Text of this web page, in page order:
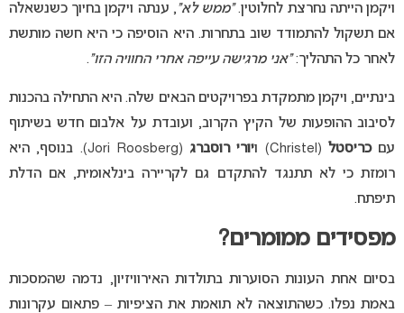
ויקמן הייתה נחרצת לחלוטין.“ממש לא”, ענתה ויקמן בחיוך כשנשאלה
אם תשקול להתמודד שוב בתחרות. היא הוסיפה כי היא חשה מותשת
לאחר כל התהליך:“אני מרגישה עייפה אחרי החוויה הזו”.
בינתיים, ויקמן מתמקדת בפרויקטים הבאים שלה. היא התחילה בהכנות
לסיבוב ההופעות של הקיץ הקרוב, ועובדת על אלבום חדש בשיתוף
עםכריסטל (Christel) ו יורי רוסברג
(Jori Roosberg). בנוסף, היא
רומזת כי לא תתנגד להתקדם גם לקריירה בינלאומית, אם הדלת
תיפתח.
מפסידים ממומרים?
בסיום אחת העונות הסוערות בתולדות האירוויזיון, נדמה שהמסכות
באמת נפלו. כשהתוצאה לא תואמת את הציפיות – פתאום עקרונות